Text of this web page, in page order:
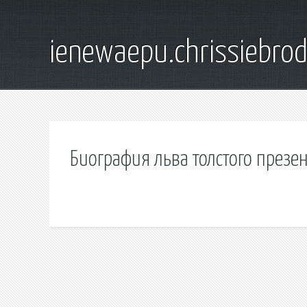
Биография льва толстого